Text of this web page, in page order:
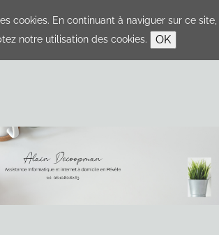
cookies. En continuant à naviguer sur ce site,
notre utilisation des cookies.
OK